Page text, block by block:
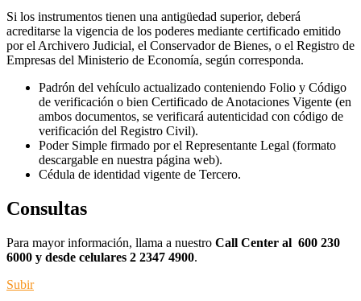
Si los instrumentos tienen una antigüedad superior, deberá
acreditarse la vigencia de los poderes mediante certificado emitido
por el Archivero Judicial, el Conservador de Bienes, o el Registro de
Empresas del Ministerio de Economía, según corresponda.
Padrón del vehículo actualizado conteniendo Folio y Código
de verificación o bien Certificado de Anotaciones Vigente (en
ambos documentos, se verificará autenticidad con código de
verificación del Registro Civil).
Poder Simple firmado por el Representante Legal (formato
descargable en nuestra página web).
Cédula de identidad vigente de Tercero.
Consultas
Para mayor información, llama a nuestro Call Center al 600 230
6000 y desde celulares 2 2347 4900.
Subir